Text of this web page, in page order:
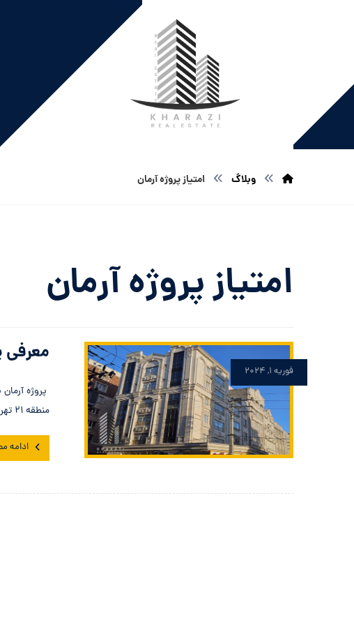
وبلاگ امتیاز پروژه آرمان
امتیاز پروژه آرمان
معرفی
فوریه ۱, ۲۰۲۴
پروژه
منطقه ۲۱ تهران اطلاعیه خدمت دوستان : ...
ادامه